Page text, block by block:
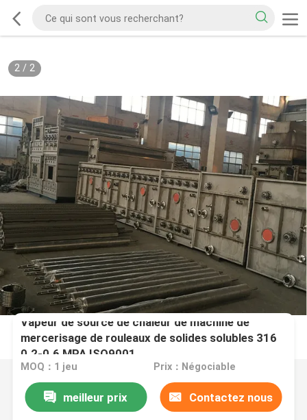
2/ 2
Vapeur de source de chaleur de machine de
mercerisage de rouleaux de solides solubles 316
0.2-0.6 MPA ISO9001
MOQ：1 jeu Prix：Négociable
meilleur prix Contactez nous